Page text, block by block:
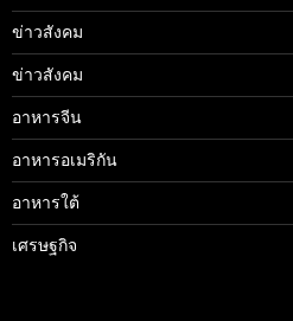
ข่าวสังคม
ข่าวสังคม
อาหารจีน
อาหารอเมริกัน
อาหารใต้
เศรษฐกิจ